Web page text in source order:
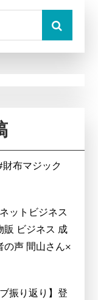
布マジック
ットビジネス
販 ビジネス 成
の声 間山さん×
振り返り】登